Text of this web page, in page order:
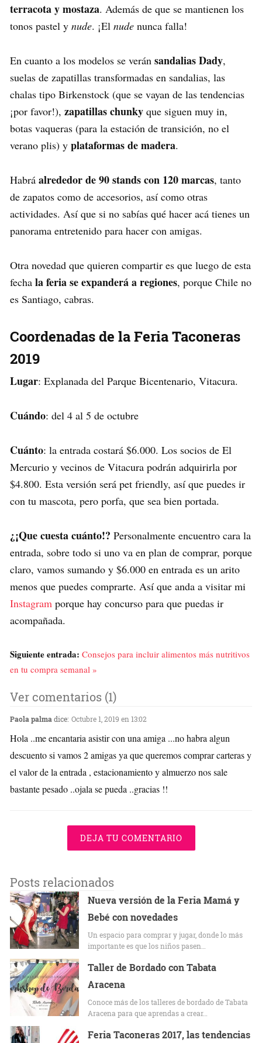
terracota y mostaza. Además de que se mantienen los
tonos pastel y nude. ¡El nude nunca falla!
En cuanto a los modelos se verán sandalias Dady,
suelas de zapatillas transformadas en sandalias, las
chalas tipo Birkenstock (que se vayan de las tendencias
¡por favor!), zapatillas chunky que siguen muy in,
botas vaqueras (para la estación de transición, no el
verano plis) y plataformas de madera.
Habrá alrededor de 90 stands con 120 marcas, tanto
de zapatos como de accesorios, así como otras
actividades. Así que si no sabías qué hacer acá tienes un
panorama entretenido para hacer con amigas.
Otra novedad que quieren compartir es que luego de esta
fecha la feria se expanderá a regiones, porque Chile no
es Santiago, cabras.
Coordenadas de la Feria Taconeras
2019
Lugar: Explanada del Parque Bicentenario, Vitacura.
Cuándo: del 4 al 5 de octubre
Cuánto: la entrada costará $6.000. Los socios de El
Mercurio y vecinos de Vitacura podrán adquirirla por
$4.800. Esta versión será pet friendly, así que puedes ir
con tu mascota, pero porfa, que sea bien portada.
¿¡Que cuesta cuánto!? Personalmente encuentro cara la
entrada, sobre todo si uno va en plan de comprar, porque
claro, vamos sumando y $6.000 en entrada es un arito
menos que puedes comprarte. Así que anda a visitar mi
Instagram porque hay concurso para que puedas ir
acompañada.
Siguiente entrada: Consejos para incluir alimentos más nutritivos
en tu compra semanal »
Ver comentarios (1)
Paola palma dice: Octubre 1, 2019 en 13:02
Hola ..me encantaria asistir con una amiga ...no habra algun
descuento si vamos 2 amigas ya que queremos comprar carteras y
el valor de la entrada , estacionamiento y almuerzo nos sale
bastante pesado ..ojala se pueda ..gracias !!
DEJA TU COMENTARIO
Posts relacionados
Nueva versión de la Feria Mamá y
Bebé con novedades
Un espacio para comprar y jugar, donde lo más
importante es que los niños pasen…
Taller de Bordado con Tabata
Aracena
Conoce más de los talleres de bordado de Tabata
Aracena para que aprendas a crear…
Feria Taconeras 2017, las tendencias